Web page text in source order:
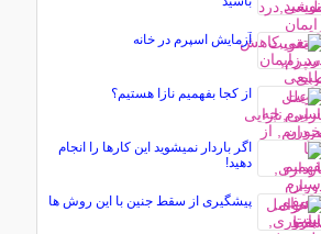
آزمایش اسپرم در خانه
از کجا بفهمیم نازا هستیم؟
اگر باردار نمیشوید این کارها را انجام
دهید!
پیشگیری از سقط جنین با این روش ها